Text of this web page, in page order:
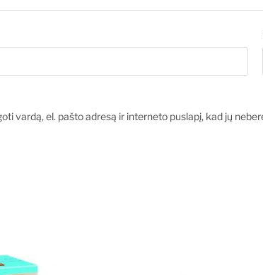
vardą, el. pašto adresą ir interneto puslapį, kad jų